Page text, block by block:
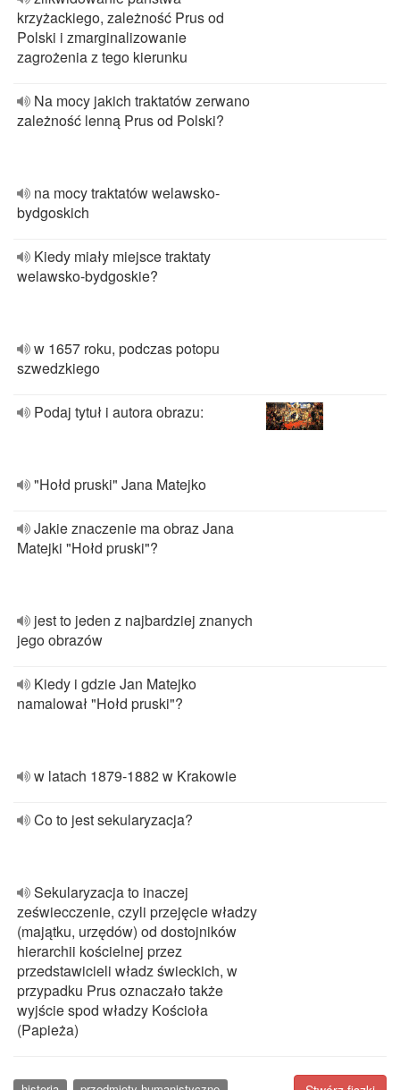
krzyżackiego, zależność Prus od
Polski i zmarginalizowanie
zagrożenia z tego kierunku
Na mocy jakich traktatów zerwano
zależność lenną Prus od Polski?
na mocy traktatów welawsko-
bydgoskich
Kiedy miały miejsce traktaty
welawsko-bydgoskie?
w 1657 roku, podczas potopu
szwedzkiego
Podaj tytuł i autora obrazu:
"Hołd pruski" Jana Matejko
Jakie znaczenie ma obraz Jana
Matejki "Hołd pruski"?
jest to jeden z najbardziej znanych
jego obrazów
Kiedy i gdzie Jan Matejko
namalował "Hołd pruski"?
w latach 1879-1882 w Krakowie
Co to jest sekularyzacja?
Sekularyzacja to inaczej
zeświecczenie, czyli przejęcie władzy
(majątku, urzędów) od dostojników
hierarchii kościelnej przez
przedstawicieli władz świeckich, w
przypadku Prus oznaczało także
wyjście spod władzy Kościoła
(Papieża)